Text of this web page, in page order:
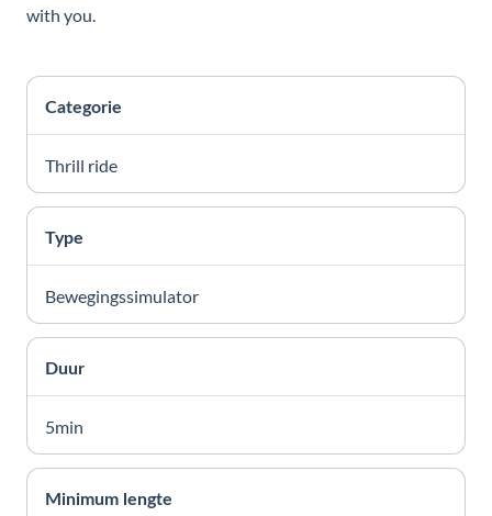
with you.
Categorie
Thrill ride
Type
Bewegingssimulator
Duur
5min
Minimum lengte